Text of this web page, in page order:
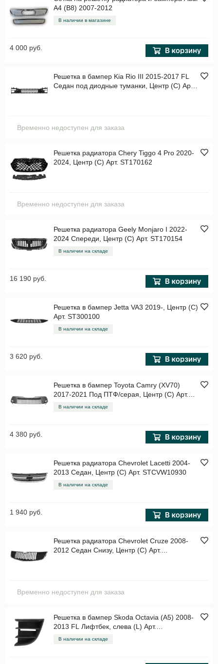
A4 (B8) 2007-2012
В наличии в магазине
4 000 руб.
Решетка в бампер Kia Rio III 2015-2017 FL
Седан под диодные туманки, Центр (C) Арт.
Временно недоступен для заказа
Решетка радиатора Chery Tiggo 4 Pro 2020-
2024, Центр (C) Арт. ST170162
Временно недоступен для заказа
Решетка радиатора Geely Monjaro I 2022-
2024 Спереди, Центр (C) Арт. ST170154
В наличии на складе
16 190 руб.
Решетка в бампер Jetta VA3 2019-, Центр (C)
Арт. ST300100
В наличии на складе
3 620 руб.
Решетка в бампер Toyota Camry (XV70)
2017-2021 Под ПТФ/серая, Центр (C) Арт.
STTYL7000G0
В наличии на складе
4 380 руб.
Решетка радиатора Chevrolet Lacetti 2004-
2013 Седан, Центр (C) Арт. STCVW10930
В наличии на складе
1 940 руб.
Решетка радиатора Chevrolet Cruze 2008-
2012 Седан Снизу, Центр (C) Арт.
Временно недоступен для заказа
Решетка в бампер Skoda Octavia (A5) 2008-
2013 FL Лифтбек, слева (L) Арт.
STSD26000GA2
В наличии на складе